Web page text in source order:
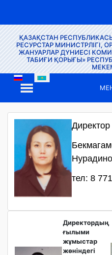
ҚАЗАҚСТАН
РЕСУРСТАР
ЖАНУАРЛАР ДҮНИЕСІ
ТАБИҒИ ҚОРЫҒЫ»
Директор
тел: 8
Директордың
ғылыми
жұмыстар
жөніндегі